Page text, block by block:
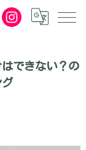
できない？の
グ